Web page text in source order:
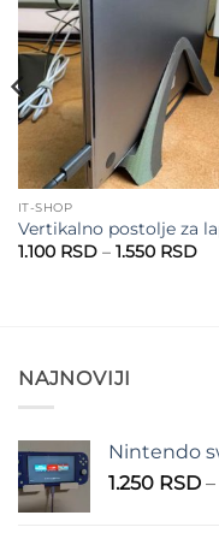
IT-SHOP
Vertikalno postolje za
1.100 RSD – 1.550 RSD
NAJNOVIJI
Nintendo
1.250 RSD –